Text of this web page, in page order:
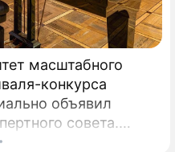
масштабного
конкурса
объявил
совета.
изучения